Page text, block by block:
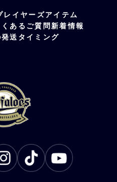
レイヤーズアイテム
くあるご質問新着情報
送タイミング